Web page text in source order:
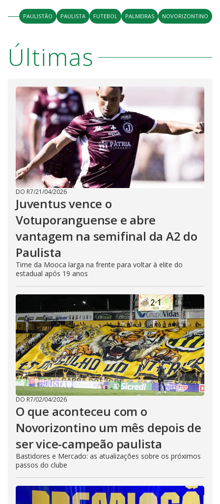
PAULISTÃO PAULISTA FUTEBOL PALMEIRAS NOVORIZONTINO
Últimas
DO R7/21/04/2026
Juventus vence o
Votuporanguense e abre
vantagem na semifinal da A2 do
Paulista
Time da Mooca larga na frente para voltar à elite do
estadual após 19 anos
DO R7/02/04/2026
O que aconteceu com o
Novorizontino um mês depois de
ser vice-campeão paulista
Bastidores e Mercado: as atualizações sobre os próximos
passos do clube